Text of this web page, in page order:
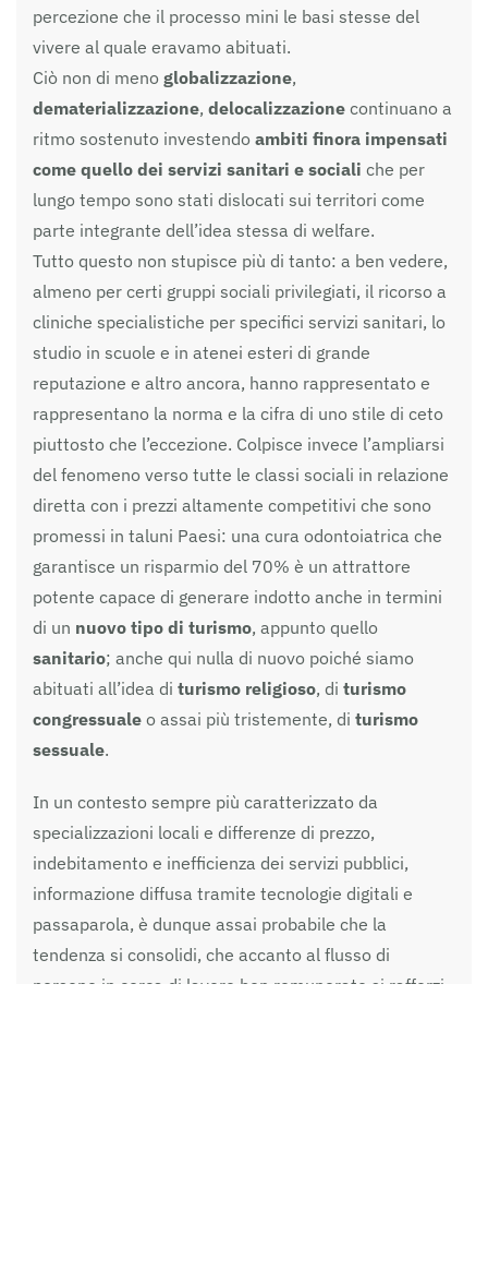
percezione che il processo mini le basi stesse del
vivere al quale eravamo abituati.
Ciò non di meno globalizzazione,
dematerializzazione, delocalizzazione continuano a
ritmo sostenuto investendo ambiti finora impensati
come quello dei servizi sanitari e sociali che per
lungo tempo sono stati dislocati sui territori come
parte integrante dell’idea stessa di welfare.
Tutto questo non stupisce più di tanto: a ben vedere,
almeno per certi gruppi sociali privilegiati, il ricorso a
cliniche specialistiche per specifici servizi sanitari, lo
studio in scuole e in atenei esteri di grande
reputazione e altro ancora, hanno rappresentato e
rappresentano la norma e la cifra di uno stile di ceto
piuttosto che l’eccezione. Colpisce invece l’ampliarsi
del fenomeno verso tutte le classi sociali in relazione
diretta con i prezzi altamente competitivi che sono
promessi in taluni Paesi: una cura odontoiatrica che
garantisce un risparmio del 70% è un attrattore
potente capace di generare indotto anche in termini
di un nuovo tipo di turismo, appunto quello
sanitario; anche qui nulla di nuovo poiché siamo
abituati all’idea di turismo religioso, di turismo
congressuale o assai più tristemente, di turismo
sessuale.
In un contesto sempre più caratterizzato da
specializzazioni locali e differenze di prezzo,
indebitamento e inefficienza dei servizi pubblici,
informazione diffusa tramite tecnologie digitali e
passaparola, è dunque assai probabile che la
tendenza si consolidi, che accanto al flusso di
persone in cerca di lavoro ben remunerato si rafforzi